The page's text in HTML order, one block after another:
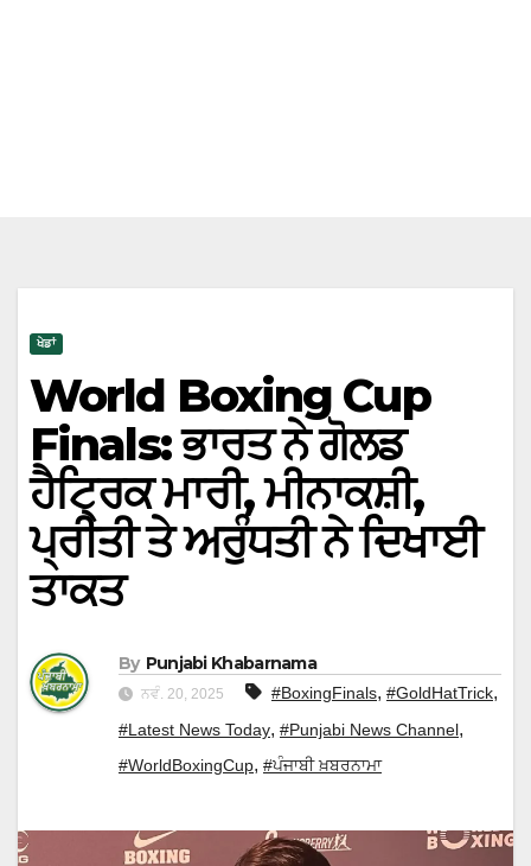
ਖੇਡਾਂ
World Boxing Cup
Finals: ਭਾਰਤ ਨੇ ਗੋਲਡ
ਹੈਟ੍ਰਿਕ ਮਾਰੀ, ਮੀਨਾਕਸ਼ੀ,
ਪ੍ਰੀਤੀ ਤੇ ਅਰੁੰਧਤੀ ਨੇ ਦਿਖਾਈ
ਤਾਕਤ
By Punjabi Khabarnama
ਨਵੰ. 20, 2025 #BoxingFinals, #GoldHatTrick,
#Latest News Today, #Punjabi News Channel,
#WorldBoxingCup, #ਪੰਜਾਬੀ ਖ਼ਬਰਨਾਮਾ